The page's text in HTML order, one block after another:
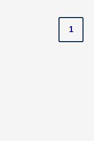
P
o
1